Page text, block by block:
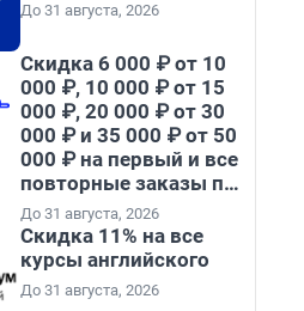
До 31 августа, 2026
Скидка 6 000 ₽ от 10
000 ₽, 10 000 ₽ от 15
000 ₽, 20 000 ₽ от 30
000 ₽ и 35 000 ₽ от 50
000 ₽ на первый и все
повторные заказы по
промокоду НАБЕРИ
До 31 августа, 2026
Скидка 11% на все
курсы английского
До 31 августа, 2026